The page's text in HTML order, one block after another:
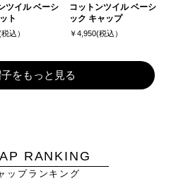
ツイル ベーシ
ト
込）
コットンツイル ベーシ
ック キャップ
￥4,950(税込）
をもっと見る
RANKING
ップランキング